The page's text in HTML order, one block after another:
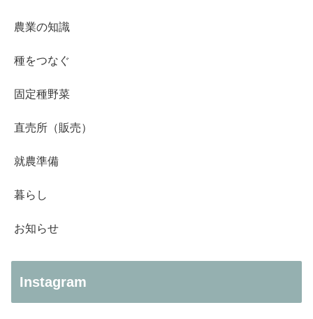
農業の知識
種をつなぐ
固定種野菜
直売所（販売）
就農準備
暮らし
お知らせ
Instagram